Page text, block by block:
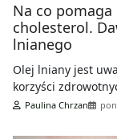
Na co
cholesterol.
lnianego
Olej lniany jest
korzyści
Paulina Chrzan